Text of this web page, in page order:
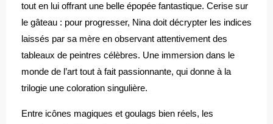
tout en lui offrant une belle épopée fantastique. Cerise sur
le gâteau : pour progresser, Nina doit décrypter les indices
laissés par sa mère en observant attentivement des
tableaux de peintres célèbres. Une immersion dans le
monde de l’art tout à fait passionnante, qui donne à la
trilogie une coloration singulière.
Entre icônes magiques et goulags bien réels, les